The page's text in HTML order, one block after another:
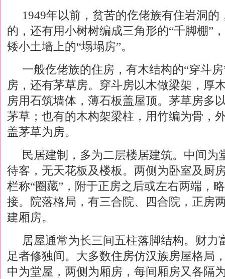
1949年以前，贫苦的仡佬族有住岩洞
的，还有用小树树编成三角形的“千脚棚”
矮小土墙上的“塌塌房”。
一般仡佬族的住房，有木结构的“穿斗
房，还有茅草房。穿斗房以木做梁架，厚
房用石筑墙体，薄石板盖屋顶。茅草房多
茅草；也有的木构架梁柱，用竹编为骨，
盖茅草为房。
民居建制，多为二层楼居建筑。中间为
待客，无天花板及楼板。两侧为卧室及厨
栏称“圈藏”，附于正房之后或左右两端，
接。院落格局，有三合院、四合院，正房
建厢房。
居屋通常为长三间五柱落脚结构。财力
足者修独间。大多数住房仿汉族房屋格局
中为堂屋，两侧为厢房，每间厢房又各隔